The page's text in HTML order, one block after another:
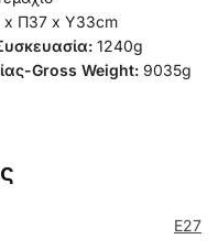
Π37 x Υ33cm
1240g
Gross Weight: 9035g
E27